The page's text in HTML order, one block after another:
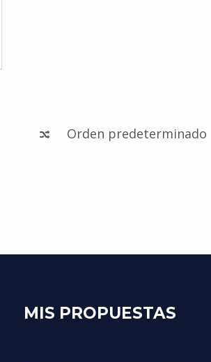
MIS PROPUESTAS